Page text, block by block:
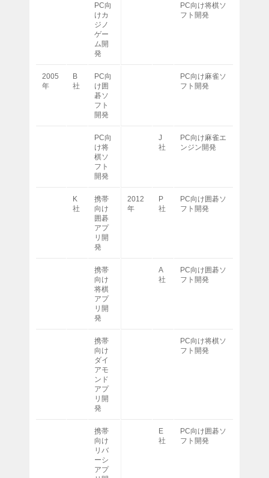
PC向
けカ
ジノ
ゲー
ム開
発
PC向け将棋ソ
フト開発
2005
年
B
社
PC向
け囲
碁ソ
フト
開発
PC向け麻雀ソ
フト開発
PC向
け将
棋ソ
フト
開発
J
社
PC向け麻雀エ
ンジン開発
K
社
携帯
向け
囲碁
アプ
リ開
発
2012
年
P
社
PC向け囲碁ソ
フト開発
携帯
向け
将棋
アプ
リ開
発
A
社
PC向け囲碁ソ
フト開発
携帯
向け
ダイ
アモ
ンド
アプ
リ開
発
PC向け将棋ソ
フト開発
携帯
向け
リバ
ーシ
アプ
E
社
PC向け囲碁ソ
フト開発